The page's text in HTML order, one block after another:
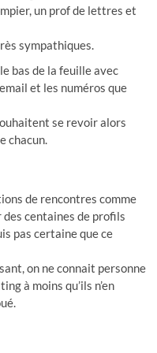
un prof de lettres et
sympathiques.
bas de la feuille avec
et les numéros que
se revoir alors
chacun.
de rencontres comme
centaines de profils
pas certaine que ce
on ne connait personne
à moins qu’ils n’en